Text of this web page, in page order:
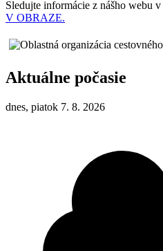
Sledujte informácie z nášho webu v
V OBRAZE.
Aktuálne počasie
dnes, piatok 7. 8. 2026